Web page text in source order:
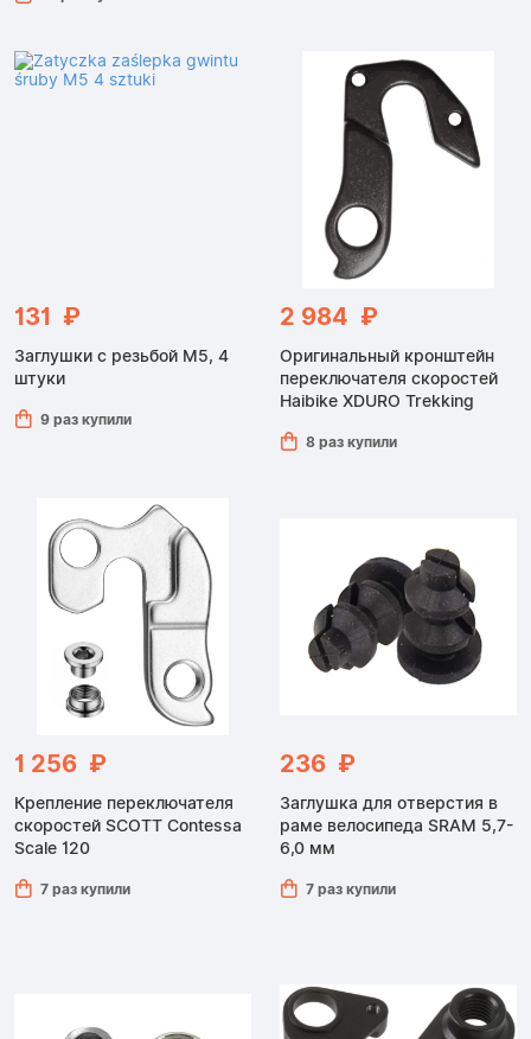
131 ₽
Заглушки с резьбой M5, 4
штуки
9 раз купили
2 984 ₽
Оригинальный кронштейн
переключателя скоростей
Haibike XDURO Trekking
8 раз купили
1 256 ₽
Крепление переключателя
скоростей SCOTT Contessa
Scale 120
7 раз купили
236 ₽
Заглушка для отверстия в
раме велосипеда SRAM 5,7-
6,0 мм
7 раз купили